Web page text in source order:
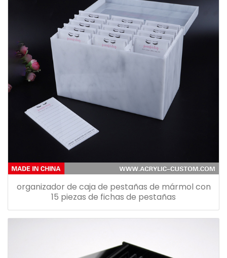
organizador de caja de pestañas de mármol con
15 piezas de fichas de pestañas